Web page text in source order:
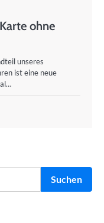
ohne
unseres
ist eine neue
Suchen